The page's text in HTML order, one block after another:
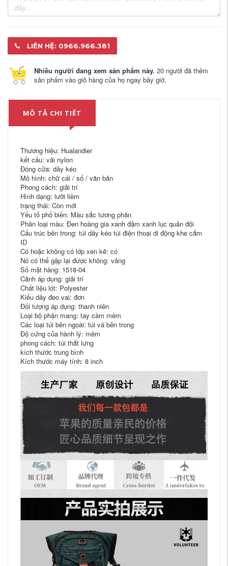
LIÊN HỆ: 0966.966.381
Nhiều người đang xem sản phẩm này. 20 người đã thêm
sản phẩm vào giỏ hàng của họ ngay bây giờ.
MÔ TẢ CHI TIẾT
Thương hiệu: Hualandier
kết cấu: vải nylon
Đóng cửa: dây kéo
Mô hình: chữ cái / số / văn bản
Phong cách: giải trí
Hình dạng: lưỡi liềm
trạng thái: Còn mới
Yếu tố phổ biến: Màu sắc tương phản
Phân loại màu: Đen hoàng gia xanh đậm xanh lục quân đội
Cấu trúc bên trong: túi dây kéo túi điện thoại di động khe cắm
ID
Có hoặc không có lớp xen kẽ: có
Nó có thể gập lại được không: vâng
Số mặt hàng: 1518-04
Cảnh áp dụng: giải trí
Chất liệu lót: Polyester
Kiểu dây đeo vai: đơn
Đối tượng áp dụng: thanh niên
Loại bộ phận mang: tay cầm mềm
Các loại túi bên ngoài: túi vá bên trong
Độ cứng của hành lý: mềm
phong cách: túi thắt lưng
kích thước trung bình
Kích thước máy tính: 8 inch